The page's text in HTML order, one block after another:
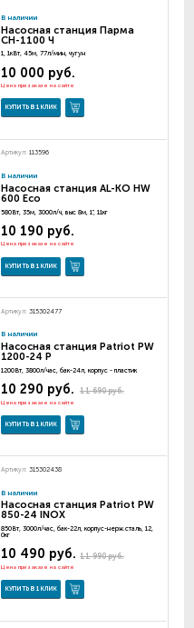
В наличии
Насосная станция Парма
СН-1100 Ч
1, 1кВт, 45м, 77л/мин, чугун
10 000 руб.
Цена при заказе на сайте
КУПИТЬ В 1 КЛИК
Артикул: 113596
В наличии
Насосная станция AL-KO HW
600 Eco
580Вт, 35м, 3000л/ч, выс 8м, 1", 11кг
10 190 руб.
Цена при заказе на сайте
КУПИТЬ В 1 КЛИК
Артикул: 315302477
В наличии
Насосная станция Patriot PW
1200-24 P
1200Вт, 3800л/час, бак-24л, корпус - пластик
11 690 руб.
10 290 руб.
Цена при заказе на сайте
КУПИТЬ В 1 КЛИК
Артикул: 315302438
В наличии
Насосная станция Patriot PW
850-24 INOX
850Вт, 3000л/час, бак-22л, корпус-нерж.сталь, 12,
0кг
11 990 руб.
10 490 руб.
Цена при заказе на сайте
КУПИТЬ В 1 КЛИК